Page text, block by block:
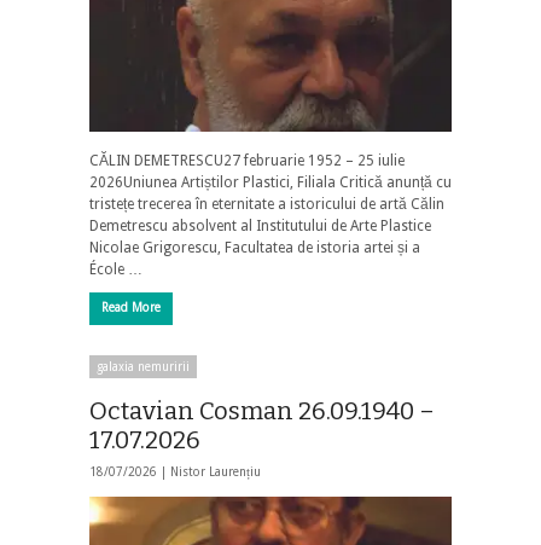
CĂLIN DEMETRESCU27 februarie 1952 – 25 iulie
2026Uniunea Artiștilor Plastici, Filiala Critică anunță cu
tristețe trecerea în eternitate a istoricului de artă Călin
Demetrescu absolvent al Institutului de Arte Plastice
Nicolae Grigorescu, Facultatea de istoria artei și a
École …
Read More
galaxia nemuririi
Octavian Cosman 26.09.1940 –
17.07.2026
18/07/2026 | Nistor Laurențiu